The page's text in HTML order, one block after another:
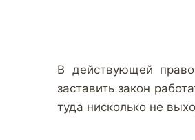
В действующей
заставить закон
туда нисколько не